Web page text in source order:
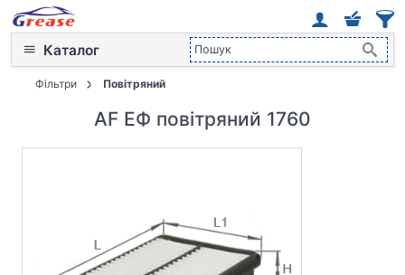
Каталог
Фільтри Повітряний
AF ЕФ повітряний 1760